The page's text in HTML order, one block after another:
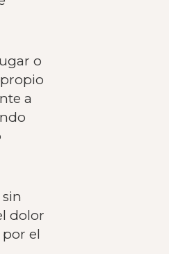
o
a
dolor
por el